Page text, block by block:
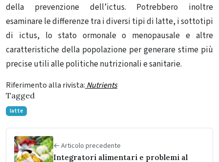
della prevenzione dell’ictus. Potrebbero inoltre
esaminare le differenze tra i diversi tipi di latte, i sottotipi
di ictus, lo stato ormonale o menopausale e altre
caratteristiche della popolazione per generare stime più
precise utili alle politiche nutrizionali e sanitarie.
Riferimento alla rivista: Nutrients
Tagged
latte
← Articolo precedente
Integratori alimentari e problemi al